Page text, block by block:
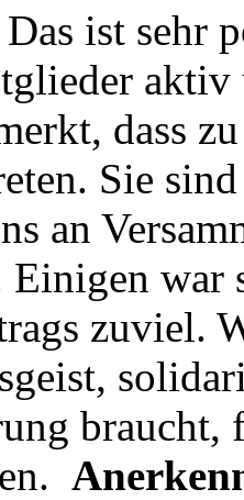
ist sehr
aktiv
dass
Sie
an
war
zuviel.
braucht,